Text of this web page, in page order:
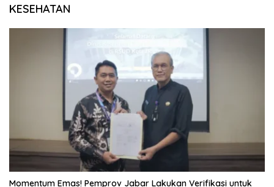
KESEHATAN
Momentum Emas! Pemprov Jabar Lakukan Verifikasi untuk